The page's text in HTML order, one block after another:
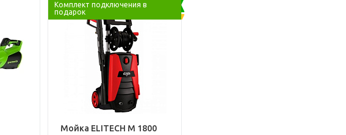
Комплект подключения в
подарок
Мойка ELITECH М 1800